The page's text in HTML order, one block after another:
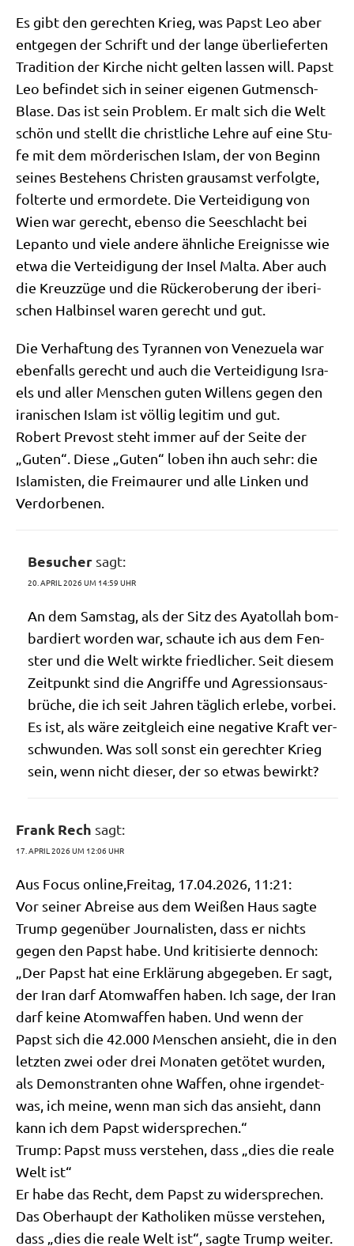
Es gibt den gerech­ten Krieg, was Papst Leo aber
ent­ge­gen der Schrift und der lan­ge über­lie­fer­ten
Tra­di­ti­on der Kir­che nicht gel­ten las­sen will. Papst
Leo befin­det sich in sei­ner eige­nen Gut­mensch-
Bla­se. Das ist sein Pro­blem. Er malt sich die Welt
schön und stellt die christ­li­che Leh­re auf eine Stu­
fe mit dem mör­de­ri­schen Islam, der von Beginn
sei­nes Bestehens Chri­sten grau­samst ver­folg­te,
fol­ter­te und ermor­de­te. Die Ver­tei­di­gung von
Wien war gerecht, eben­so die See­schlacht bei
Lepan­to und vie­le ande­re ähn­li­che Ereig­nis­se wie
etwa die Ver­tei­di­gung der Insel Mal­ta. Aber auch
die Kreuz­zü­ge und die Rück­erobe­rung der ibe­ri­
schen Halb­in­sel waren gerecht und gut.
Die Ver­haf­tung des Tyran­nen von Vene­zue­la war
eben­falls gerecht und auch die Ver­tei­di­gung Isra­
els und aller Men­schen guten Wil­lens gegen den
ira­ni­schen Islam ist völ­lig legi­tim und gut.
Robert Pre­vost steht immer auf der Sei­te der
„Guten“. Die­se „Guten“ loben ihn auch sehr: die
Isla­mi­sten, die Frei­mau­rer und alle Lin­ken und
Verdorbenen.
Besucher sagt:
20. APRIL 2026 UM 14:59 UHR
An dem Sams­tag, als der Sitz des Aya­tol­lah bom­
bar­diert wor­den war, schau­te ich aus dem Fen­
ster und die Welt wirk­te fried­li­cher. Seit die­sem
Zeit­punkt sind die Angrif­fe und Agres­si­ons­aus­
brü­che, die ich seit Jah­ren täg­lich erle­be, vor­bei.
Es ist, als wäre zeit­gleich eine nega­ti­ve Kraft ver­
schwun­den. Was soll sonst ein gerech­ter Krieg
sein, wenn nicht die­ser, der so etwas bewirkt?
Frank Rech sagt:
17. APRIL 2026 UM 12:06 UHR
Aus Focus online,Freitag, 17.04.2026, 11:21:
Vor sei­ner Abrei­se aus dem Wei­ßen Haus sag­te
Trump gegen­über Jour­na­li­sten, dass er nichts
gegen den Papst habe. Und kri­ti­sier­te den­noch:
„Der Papst hat eine Erklä­rung abge­ge­ben. Er sagt,
der Iran darf Atom­waf­fen haben. Ich sage, der Iran
darf kei­ne Atom­waf­fen haben. Und wenn der
Papst sich die 42.000 Men­schen ansieht, die in den
letz­ten zwei oder drei Mona­ten getö­tet wur­den,
als Demon­stran­ten ohne Waf­fen, ohne irgend­et­
was, ich mei­ne, wenn man sich das ansieht, dann
kann ich dem Papst widersprechen.“
Trump: Papst muss ver­ste­hen, dass „dies die rea­le
Welt ist“
Er habe das Recht, dem Papst zu wider­spre­chen.
Das Ober­haupt der Katho­li­ken müs­se ver­ste­hen,
dass „dies die rea­le Welt ist“, sag­te Trump wei­ter.